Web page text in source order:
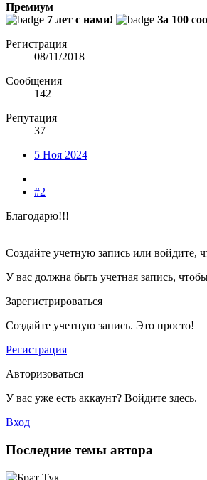
Премиум
7 лет с нами!
За 100
Регистрация
08/11/2018
Сообщения
142
Репутация
37
5 Ноя 2024
#2
Благодарю!!!
Создайте учетную запись или войдите,
У вас должна быть учетная запись,
Зарегистрироваться
Создайте учетную запись. Это просто!
Регистрация
Авторизоваться
У вас уже есть аккаунт? Войдите здесь.
Вход
Последние темы автора